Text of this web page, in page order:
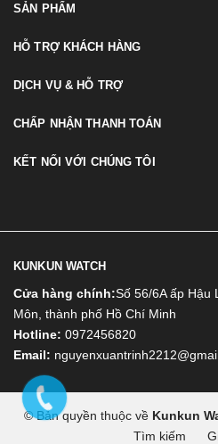
SẢN PHẨM
HỖ TRỢ KHÁCH HÀNG
DỊCH VỤ & HỖ TRỢ
CHẤP NHẬN THANH TOÁN
KẾT NỐI VỚI CHÚNG TÔI
KUNKUN WATCH
Cửa hàng chính:Số 56/6A ấp Hậu
Môn, thành phố Hồ Chí Minh
Hotline: 0972456820
Email:
© Bản quyền thuộc về Kunkun
Tìm kiếm